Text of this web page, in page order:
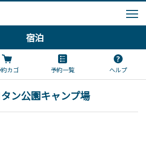
宿泊
約カゴ 予約一覧 ヘルプ
ン公園キャンプ場